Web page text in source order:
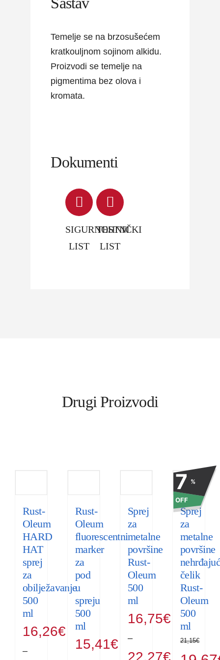
Temelje se na brzosušećem
kratkouljnom sojinom alkidu.
Proizvodi se temelje na
pigmentima bez olova i
kromata.
Dokumenti
SIGURNOSTNI
LIST
TEHNIČKI
LIST
Drugi Proizvodi
Rust-
Oleum
HARD
HAT
sprej
za
obilježavanje
500
ml
16,26€
–
Rust-
Oleum
fluorescentni
marker
za
pod
u
spreju
500
ml
15,41€
Sprej
za
metalne
površine
Rust-
Oleum
500
ml
16,75€
–
22,27€Raspon
7%
OFF
Sprej
za
metalne
površine
čelik
Rust-
Oleum
500
ml
21,15€
Izvorna